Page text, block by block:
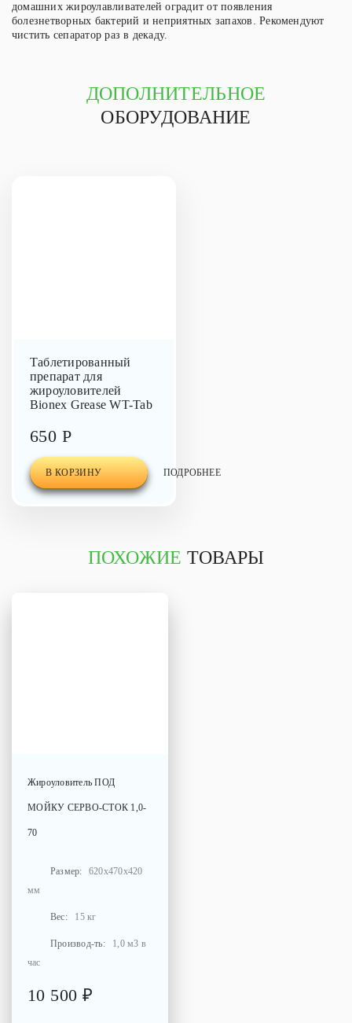
домашних жироулавливателей оградит от появления
болезнетворных бактерий и неприятных запахов. Рекомендуют
чистить сепаратор раз в декаду.
ДОПОЛНИТЕЛЬНОЕ
ОБОРУДОВАНИЕ
Таблетированный
препарат для
жироуловителей
Bionex Grease WT-Tab
650 Р
В КОРЗИНУ ПОДРОБНЕЕ
ПОХОЖИЕ ТОВАРЫ
ЖироуловительПОД
МОЙКУ СЕРВО-СТОК 1,0-
70
Размер:
620x470x420
мм
Вес: 15 кг
Производ-ть:
1,0 м3 в
час
10 500 ₽